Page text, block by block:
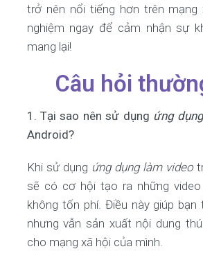
trở nên nổi tiếng hơn trên mạng
nghiệm ngay để cảm nhận sự
mang lại!
Câu hỏi
1. Tại sao nên sử dụng ứng
Android?
Khi sử dụng ứng dụng làm video
sẽ có cơ hội tạo ra những
không tốn phí. Điều này giúp
nhưng vẫn sản xuất nội dung
cho mạng xã hội của mình.